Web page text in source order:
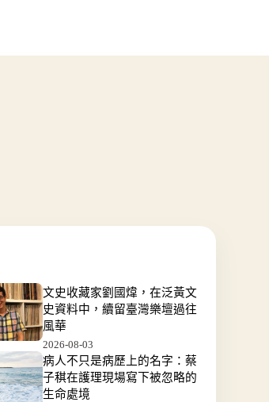
文史收藏家劉國煒，在泛黃文
史資料中，續留臺灣樂壇過往
風華
2026-08-03
病人不只是病歷上的名字：蔡
子稘在護理現場寫下被忽略的
生命處境